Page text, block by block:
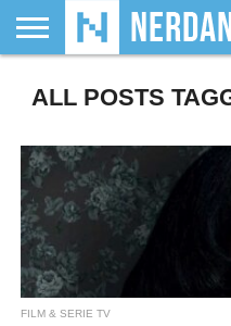
SIAMO
GIOCHI
DA
GIOCHI
DI
VIDEOGAMES
FILM
&
FUMETTI
& LIBRI
MAGIC:
THE
DUNGEONS
&
WRESTLING
NERDANDO
AWARDS
I
BOLLINI
ALL POSTS
FILM & SERIE TV